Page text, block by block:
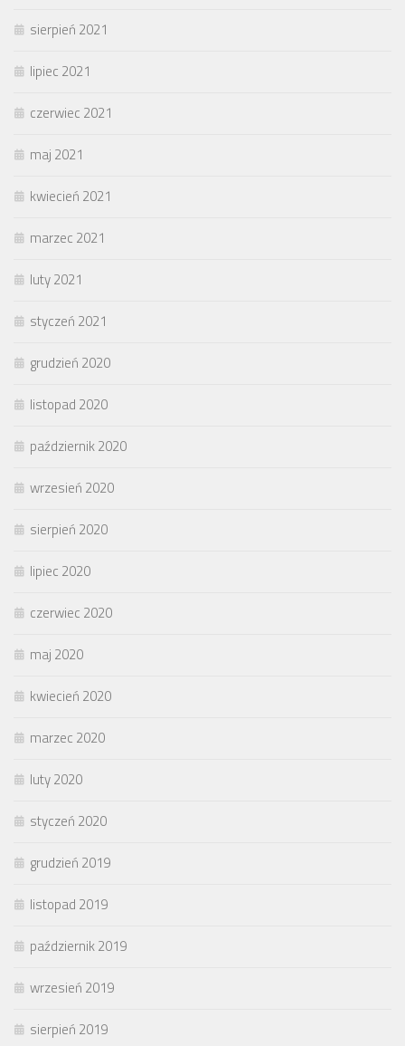
sierpień 2021
lipiec 2021
czerwiec 2021
maj 2021
kwiecień 2021
marzec 2021
luty 2021
styczeń 2021
grudzień 2020
listopad 2020
październik 2020
wrzesień 2020
sierpień 2020
lipiec 2020
czerwiec 2020
maj 2020
kwiecień 2020
marzec 2020
luty 2020
styczeń 2020
grudzień 2019
listopad 2019
październik 2019
wrzesień 2019
sierpień 2019